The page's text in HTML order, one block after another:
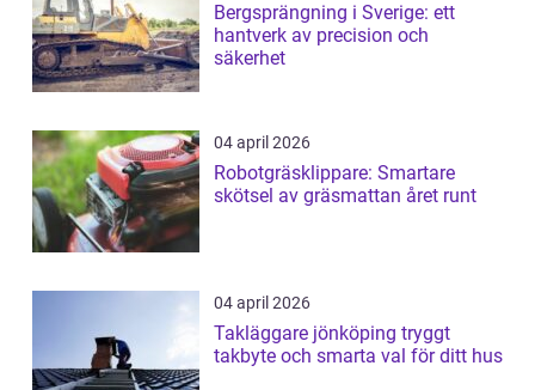
Bergsprängning i Sverige: ett
hantverk av precision och
säkerhet
04 april 2026
Robotgräsklippare: Smartare
skötsel av gräsmattan året runt
04 april 2026
Takläggare jönköping tryggt
takbyte och smarta val för ditt hus